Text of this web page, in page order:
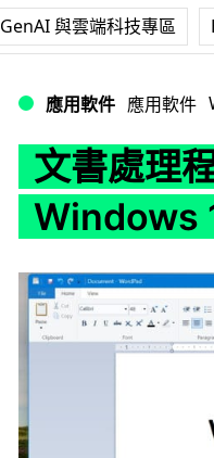
GenAI 與雲端科技專區
應用軟件 應用軟件
文書處理
Windows